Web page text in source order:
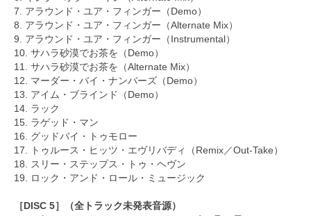
7. アラウンド・ユア・フィンガー（Demo）
8. アラウンド・ユア・フィンガー（Alternate Mix）
9. アラウンド・ユア・フィンガー（Instrumental）
10. サハラ砂漠でお茶を（Demo）
11. サハラ砂漠でお茶を（Alternate Mix）
12. マーダー・バイ・ナンバーズ（Demo）
13. アイム・ブラインド（Demo）
14. ラック
15. ラゲッド・マン
16. グッドバイ・トゥモロー
17. トゥルース・ヒッツ・エヴリバディ（Remix／Out-Take）
18. スリー・ステップス・トゥ・ヘヴン
19. ロック・アンド・ロール・ミュージック
［DISC 5］（全トラック未発表音源）